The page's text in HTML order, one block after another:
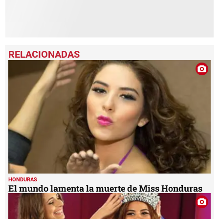
HONDURAS
El mundo lamenta la muerte de Miss Honduras